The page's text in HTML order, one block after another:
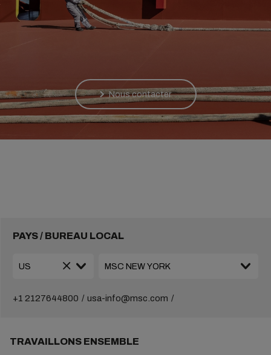
Nous contacter
PAYS / BUREAU LOCAL
+1 2127644800 usa-info@msc.com
TRAVAILLONS ENSEMBLE